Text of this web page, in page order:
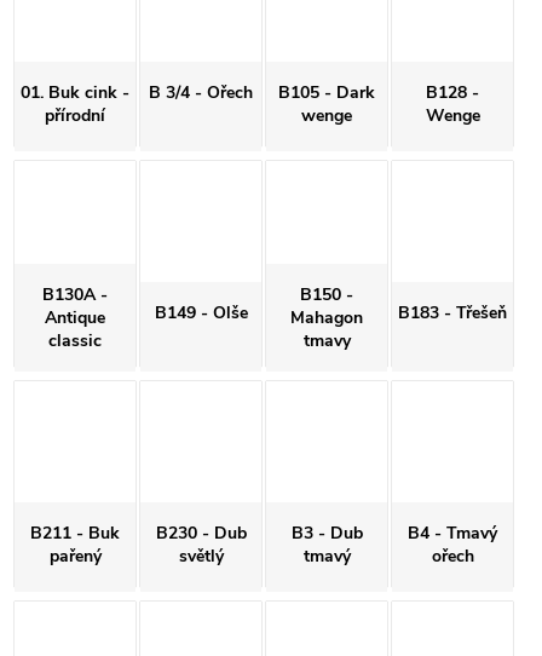
01. Buk cink -
přírodní
B 3/4 - Ořech
B105 - Dark
wenge
B128 -
Wenge
B130A -
Antique
classic
B149 - Olše
B150 -
Mahagon
tmavy
B183 - Třešeň
B211 - Buk
pařený
B230 - Dub
světlý
B3 - Dub
tmavý
B4 - Tmavý
ořech